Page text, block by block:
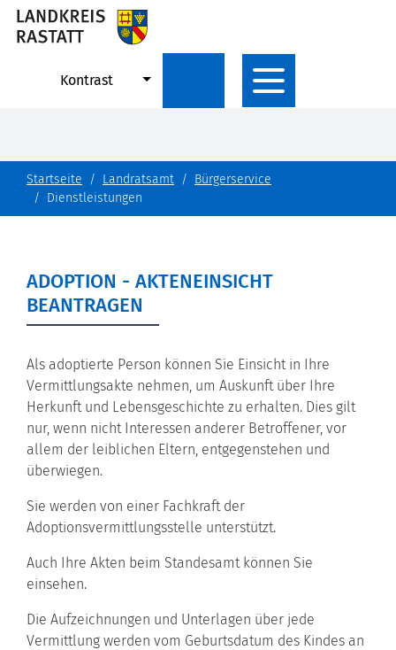
Kontrast
Startseite Landratsamt
Bürgerservice
Dienstleistungen
ADOPTION - AKTENEINSICHT
BEANTRAGEN
Als adoptierte Person können Sie Einsicht in Ihre
Vermittlungsakte nehmen, um Auskunft über Ihre
Herkunft und Lebensgeschichte zu erhalten. Dies gilt
nur, wenn nicht Interessen anderer Betroffener, vor
allem der leiblichen Eltern, entgegenstehen und
überwiegen.
Sie werden von einer Fachkraft der
Adoptionsvermittlungsstelle unterstützt.
Auch Ihre Akten beim Standesamt können Sie
einsehen.
Die Aufzeichnungen und Unterlagen über jede
Vermittlung werden vom Geburtsdatum des Kindes an